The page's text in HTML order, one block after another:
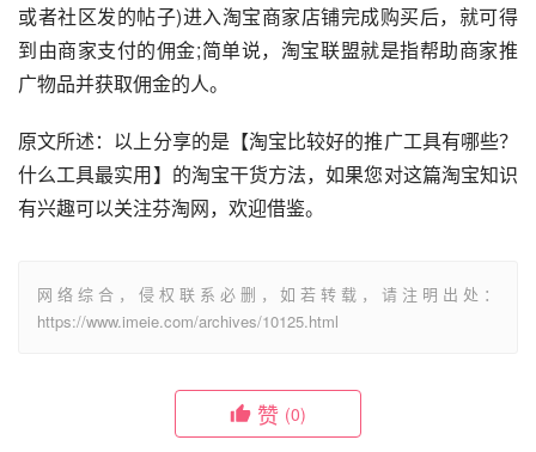
或者社区发的帖子)进入淘宝商家店铺完成购买后，就可得
到由商家支付的佣金;简单说，淘宝联盟就是指帮助商家推
广物品并获取佣金的人。
原文所述：以上分享的是【淘宝比较好的推广工具有哪些？
什么工具最实用】的淘宝干货方法，如果您对这篇淘宝知识
有兴趣可以关注芬淘网，欢迎借鉴。
网络综合，侵权联系必删，如若转载，请注明出处：
https://www.imeie.com/archives/10125.html
赞 (0)